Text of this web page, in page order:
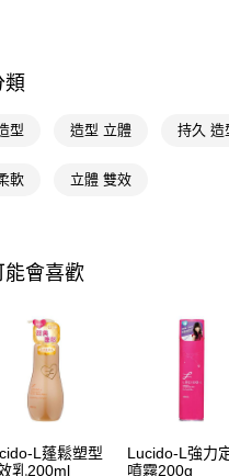
類
型 造型 立體 持久 造
軟 立體 雙效
能會喜歡
L蓬鬆塑型
乳200ml
Lucido-L強力
噴霧200g